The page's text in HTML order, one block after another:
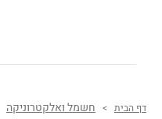
דף הבית > חשמל ואלקטרוניקה